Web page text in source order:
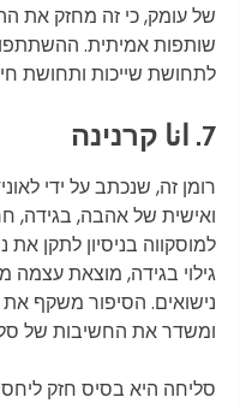
של עומק, כי זה מחזק את
שותפות אמיתית.
לתחושת שייכות ותחושת
7. انا קרנינה
רומן זה, שנכתב על ידי
ואישית של אהבה, בגידה,
למוסקווה בניסיון לתקן
גילוי בגידה, מוצאת
נישואים. הסיפור משקף
ומשדר את החשיבות של
סליחה היא בסיס חזק